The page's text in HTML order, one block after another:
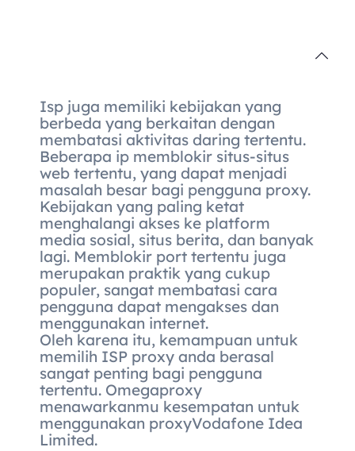
Isp juga memiliki kebijakan yang
berbeda yang berkaitan dengan
membatasi aktivitas daring tertentu.
Beberapa ip memblokir situs-situs
web tertentu, yang dapat menjadi
masalah besar bagi pengguna proxy.
Kebijakan yang paling ketat
menghalangi akses ke platform
media sosial, situs berita, dan banyak
lagi. Memblokir port tertentu juga
merupakan praktik yang cukup
populer, sangat membatasi cara
pengguna dapat mengakses dan
menggunakan internet.
Oleh karena itu, kemampuan untuk
memilih ISP proxy anda berasal
sangat penting bagi pengguna
tertentu. Omegaproxy
menawarkanmu kesempatan untuk
menggunakan proxyVodafone Idea
Limited.